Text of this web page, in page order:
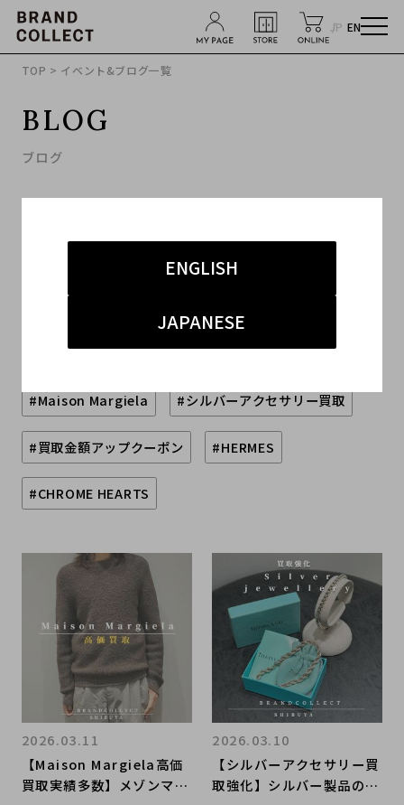
JP EN
ENGLISH
JAPANESE
TOP > イベント&ブログ一覧
BLOG
ブログ
キーワードから探す
#Maison Margiela #シルバーアクセサリー買取
#買取金額アップクーポン #HERMES
#CHROME HEARTS
【Maison Margiela高価
買取実績多数】メゾンマル
2026.03.11
【シルバーアクセサリー買
取強化】シルバー製品の買
2026.03.10